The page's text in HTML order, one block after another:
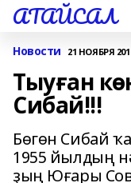
АТАЙСАЛ
Новости 21 НОЯБРЯ
Тыуған
Сибай!!!
Бөгөн Сибай
1955 йылдың
ҙың Юғары